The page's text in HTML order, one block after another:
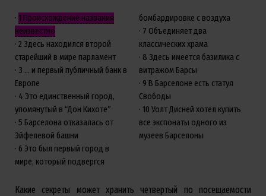
1 Происхождение названия
неизвестно
2 Здесь находился второй
старейший в мире парламент
3 … и первый публичный банк в
Европе
4 Это единственный город,
упомянутый в “Дон Кихоте”
5 Барселона отказалась от
Эйфелевой башни
6 Это был первый город в
мире, который подвергся
бомбардировке с воздуха
7 Объединяет два
классических храма
8 Здесь имеется базилика с
витражом Барсы
9 В Барселоне есть статуя
Свободы
10 Уолт Дисней хотел купить
все экспонаты одного из
музеев Барселоны
Какие секреты может хранить четвертый по посещаемости